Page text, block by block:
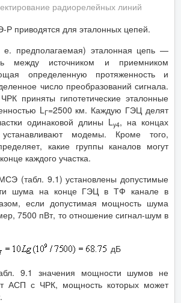
радиорелейных линий
приводятся для эталонных цепей.
е. предполагаемая) эталонная цепь —
между источником и приемником
определенную протяженность и
число преобразований сигнала.
приняты гипотетические эталонные
LГ=2500 км. Каждую ГЭЦ делят
одинаковой длины Ly4, на концах
устанавливают модемы. Кроме того,
какие группы каналов могут
каждого участка.
(табл. 9.1) установлены допустимые
шума на конце ГЭЦ в ТФ канале в
если допустимая мощность шума
7500 пВт, то отношение сигнал-шум в
дБ
9.1 значения мощности шумов не
АСП с ЧРК, мощность которых может